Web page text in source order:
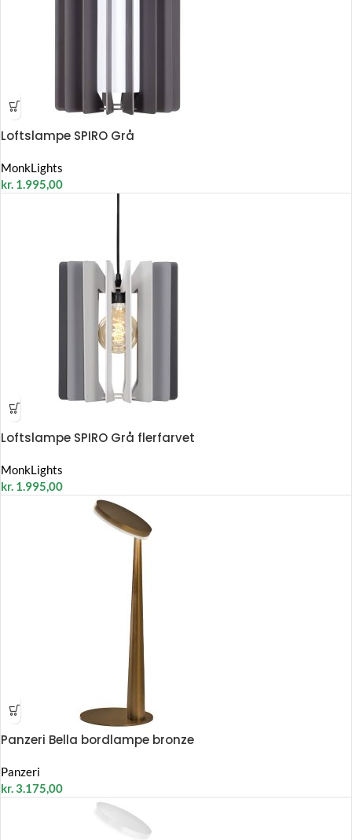
Loftslampe SPIRO Grå
MonkLights
kr. 1.995,00
Loftslampe SPIRO Grå flerfarvet
MonkLights
kr. 1.995,00
Panzeri Bella bordlampe bronze
Panzeri
kr.3.175,00